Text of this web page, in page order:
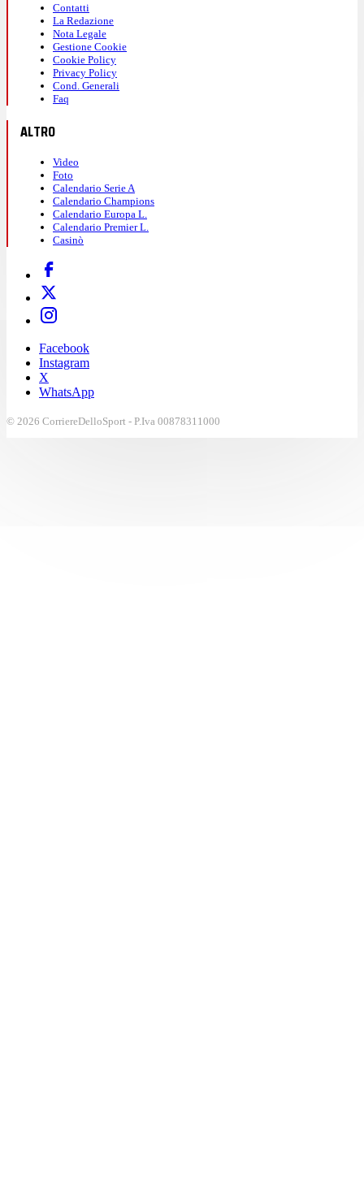
Contatti
La Redazione
Nota Legale
Gestione Cookie
Cookie Policy
Privacy Policy
Cond. Generali
Faq
ALTRO
Video
Foto
Calendario Serie A
Calendario Champions
Calendario Europa L.
Calendario Premier L.
Casinò
Facebook
Instagram
X
WhatsApp
© 2026 CorriereDelloSport - P.Iva 00878311000